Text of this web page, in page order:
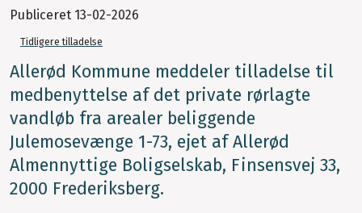
Publiceret 13-02-2026
Tidligere tilladelse
Allerød Kommune meddeler tilladelse til
medbenyttelse af det private rørlagte
vandløb fra arealer beliggende
Julemosevænge 1-73, ejet af Allerød
Almennyttige Boligselskab, Finsensvej 33,
2000 Frederiksberg.